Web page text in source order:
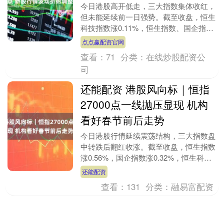
今日港股高开低走，三大指数集体收红，
但未能延续前一日强势。截至收盘，恒生
科技指数涨0.11%，恒生指数、国企指数
分别上涨0.9%及0.71%。 【恒指高开低
走上....
点点赢配资官网
查看：71 分类：在线炒股配资公
司
还能配资 港股风向标｜恒指
27000点一线抛压显现 机构
看好春节前后走势
今日港股行情延续震荡结构，三大指数盘
中转跌后翻红收涨。截至收盘，恒生指数
涨0.56%，国企指数涨0.32%，恒生科技
指数涨0.66%。 【大型科技股涨跌不一恒
指....
还能配资
查看： 131 分类：融易富配资